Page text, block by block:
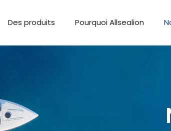
Des produits Pourquoi Allsealion